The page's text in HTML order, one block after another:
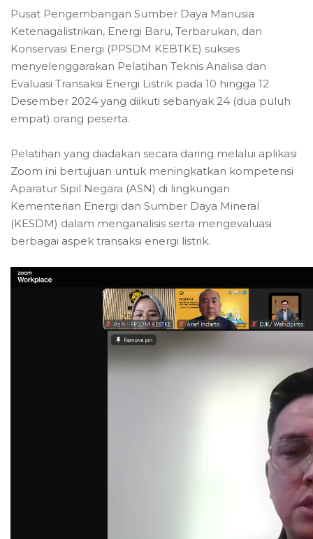
Pusat Pengembangan Sumber Daya Manusia
Ketenagalistrikan, Energi Baru, Terbarukan, dan
Konservasi Energi (PPSDM KEBTKE) sukses
menyelenggarakan Pelatihan Teknis Analisa dan
Evaluasi Transaksi Energi Listrik pada 10 hingga 12
Desember 2024 yang diikuti sebanyak 24 (dua puluh
empat) orang peserta.
Pelatihan yang diadakan secara daring melalui aplikasi
Zoom ini bertujuan untuk meningkatkan kompetensi
Aparatur Sipil Negara (ASN) di lingkungan
Kementerian Energi dan Sumber Daya Mineral
(KESDM) dalam menganalisis serta mengevaluasi
berbagai aspek transaksi energi listrik.